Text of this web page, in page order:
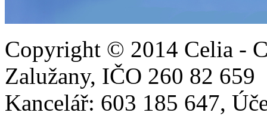
Copyright © 2014 Celia -
Zalužany, IČO 260 82
Kancelář: 603 185 647,